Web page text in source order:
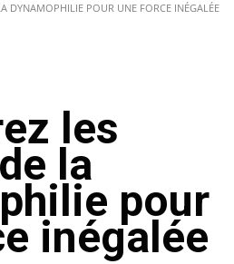
DYNAMOPHILIE POUR UNE FORCE INÉGALÉE
les
la
pour
inégalée